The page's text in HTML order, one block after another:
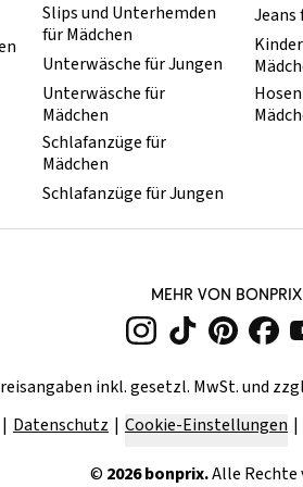
Slips und Unterhemden
für Mädchen
Unterwäsche für Jungen
Unterwäsche für
Mädchen
Schlafanzüge für
Mädchen
Schlafanzüge für Jungen
Jeans
MEHR VON
inkl. gesetzl. MwSt. und
Datenschutz
Cookie-Einstellungen
© 2026bonprix.Alle